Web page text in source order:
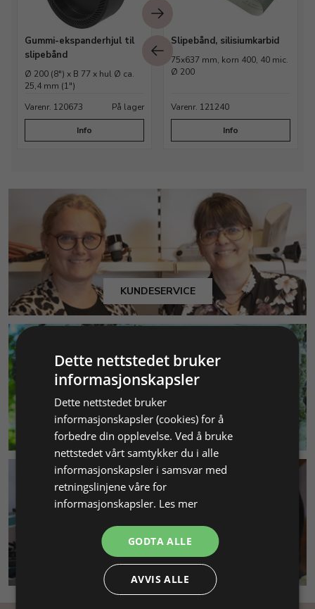
Gummi-ekspanderhjul til
slipebånd
Ø 200 (8") x B 77 x hul Ø ca.
25,4 mm (1")
Varenr. 120673
På lager
Info
Slipebånd, silisiumkarbid
75x637 mm, korn 400, 40 mic.
Ø 200
Varenr. 121240
Info
KUNDESERVICE
MILJØ & BÆREKRAFT
SMYKKEKURS
Dette nettstedet bruker
informasjonskapsler
Dette nettstedet bruker
informasjonskapsler (cookies) for å
forbedre din opplevelse. Ved å bruke
nettstedet vårt samtykker du i alle
informasjonskapsler i samsvar med
retningslinjene våre for
informasjonskapsler. Les mer
GODTA ALLE
AVVIS ALLE